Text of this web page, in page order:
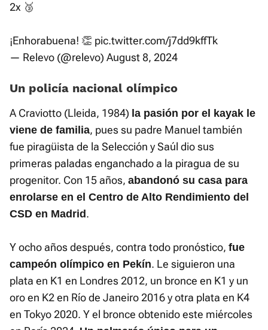
2x 🥉
¡Enhorabuena! 👏 pic.twitter.com/j7dd9kffTk
— Relevo (@relevo) August 8, 2024
Un policía nacional olímpico
A Craviotto (Lleida, 1984) la pasión por el kayak le
viene de familia, pues su padre Manuel también
fue piragüista de la Selección y Saúl dio sus
primeras paladas enganchado a la piragua de su
progenitor. Con 15 años, abandonó su casa para
enrolarse en el Centro de Alto Rendimiento del
CSD en Madrid .
Y ocho años después, contra todo pronóstico, fue
campeón olímpico en Pekín. Le siguieron una
plata en K1 en Londres 2012, un bronce en K1 y un
oro en K2 en Río de Janeiro 2016 y otra plata en K4
en Tokyo 2020. Y el bronce obtenido este miércoles